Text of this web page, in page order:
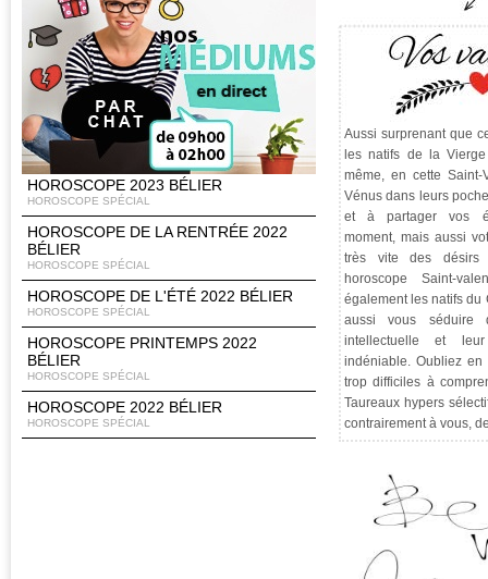
HOROSCOPE PRINTEMPS 2023
BÉLIER
HOROSCOPE SPÉCIAL
HOROSCOPE SAINT VALENTIN 2023
BÉLIER
HOROSCOPE SPÉCIAL
HOROSCOPE CHINOIS 2023
HOROSCOPE SPÉCIAL
HOROSCOPE 2023 BÉLIER
HOROSCOPE SPÉCIAL
HOROSCOPE DE LA RENTRÉE 2022
BÉLIER
HOROSCOPE SPÉCIAL
HOROSCOPE DE L'ÉTÉ 2022 BÉLIER
HOROSCOPE SPÉCIAL
HOROSCOPE PRINTEMPS 2022
BÉLIER
HOROSCOPE SPÉCIAL
HOROSCOPE 2022 BÉLIER
HOROSCOPE SPÉCIAL
Aussi surprenant que
les natifs de la
même, en cette
Vénus dans leurs
et à partager vos
moment, mais aussi
très vite des désirs
horoscope Saint-
également les natifs du
aussi vous séduire
intellectuelle et
indéniable. Oubliez
trop difficiles à
Taureaux hypers
contrairement à vous,